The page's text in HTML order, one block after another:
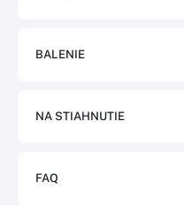
BALENIE
NA STIAHNUTIE
FAQ